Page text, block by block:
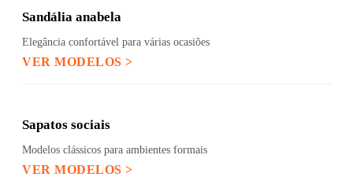
Sandália anabela
Elegância confortável para várias ocasiões
VER MODELOS >
Sapatos sociais
Modelos clássicos para ambientes formais
VER MODELOS >